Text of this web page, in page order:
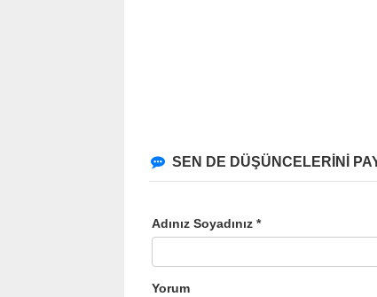
SEN DE DÜŞÜNCELERİNİ
Adınız Soyadınız *
Yorum